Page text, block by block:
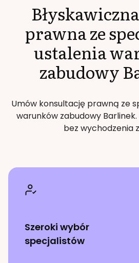
prawna ze
ustalenia
zabudowy
Umów konsultację prawną ze
warunków zabudowy Barlinek
bez wychodzenia
Szeroki wybór
specjalistów